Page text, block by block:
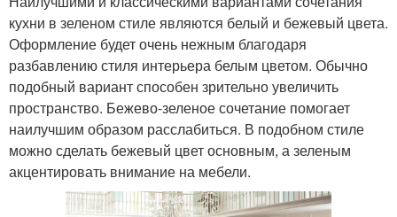
кухни в зеленом стиле являются белый и бежевый цвета.
Оформление будет очень нежным благодаря
разбавлению стиля интерьера белым цветом. Обычно
подобный вариант способен зрительно увеличить
пространство. Бежево-зеленое сочетание помогает
наилучшим образом расслабиться. В подобном стиле
можно сделать бежевый цвет основным, а зеленым
акцентировать внимание на мебели.